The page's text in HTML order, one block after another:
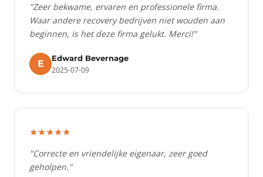
"Zeer bekwame, ervaren en professionele firma.
Waar andere recovery bedrijven niet wouden aan
beginnen, is het deze firma gelukt. Merci!"
E
Edward Bevernage
2025-07-09
★★★★★
"Correcte en vriendelijke eigenaar, zeer goed
geholpen."